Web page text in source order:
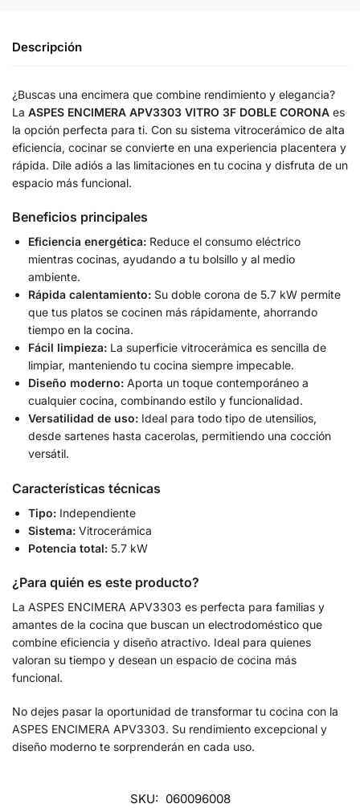
Descripción
¿Buscas una encimera que combine rendimiento y elegancia?
La ASPES ENCIMERA APV3303 VITRO 3F DOBLE CORONA es
la opción perfecta para ti. Con su sistema vitrocerámico de alta
eficiencia, cocinar se convierte en una experiencia placentera y
rápida. Dile adiós a las limitaciones en tu cocina y disfruta de un
espacio más funcional.
Beneficios principales
Eficiencia energética: Reduce el consumo eléctrico
mientras cocinas, ayudando a tu bolsillo y al medio
ambiente.
Rápida calentamiento: Su doble corona de 5.7 kW permite
que tus platos se cocinen más rápidamente, ahorrando
tiempo en la cocina.
Fácil limpieza: La superficie vitrocerámica es sencilla de
limpiar, manteniendo tu cocina siempre impecable.
Diseño moderno: Aporta un toque contemporáneo a
cualquier cocina, combinando estilo y funcionalidad.
Versatilidad de uso: Ideal para todo tipo de utensilios,
desde sartenes hasta cacerolas, permitiendo una cocción
versátil.
Características técnicas
Tipo: Independiente
Sistema: Vitrocerámica
Potencia total: 5.7 kW
¿Para quién es este producto?
La ASPES ENCIMERA APV3303 es perfecta para familias y
amantes de la cocina que buscan un electrodoméstico que
combine eficiencia y diseño atractivo. Ideal para quienes
valoran su tiempo y desean un espacio de cocina más
funcional.
No dejes pasar la oportunidad de transformar tu cocina con la
ASPES ENCIMERA APV3303. Su rendimiento excepcional y
diseño moderno te sorprenderán en cada uso.
SKU: 060096008